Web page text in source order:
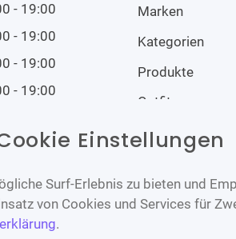
- 19:00
- 19:00
- 19:00
- 19:00
Marken
Kategorien
Produkte
Outfits
Einstellungen
Surf-Erlebnis zu bieten und
von Cookies und Services für
.